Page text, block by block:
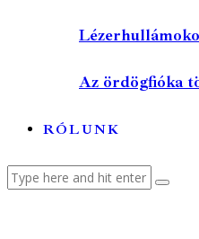
Az ördögfióka
RÓLUNK